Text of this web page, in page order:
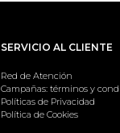
SERVICIO AL CLIENTE
Red de Atención
Campañas: términos y
Políticas de Privacidad
Política de Cookies